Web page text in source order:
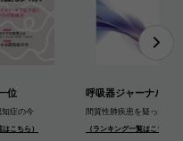
位
症の今
こちら）
呼吸器ジャーナル 第
間質性肺疾患を疑ったら
（ランキング一覧はこちら）